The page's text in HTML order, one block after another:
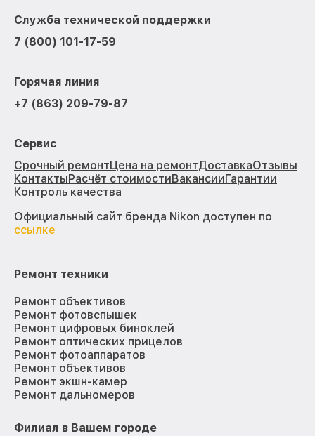
Служба технической поддержки
7 (800) 101-17-59
Горячая линия
+7 (863) 209-79-87
Сервис
Срочный ремонтЦена на ремонтДоставкаОтзывы
КонтактыРасчёт стоимостиВакансииГарантии
Контроль качества
Официальный сайт бренда Nikon доступен по
ссылке
Ремонт техники
Ремонт объективов
Ремонт фотовспышек
Ремонт цифровых биноклей
Ремонт оптических прицелов
Ремонт фотоаппаратов
Ремонт объективов
Ремонт экшн-камер
Ремонт дальномеров
Филиал в Вашем городе